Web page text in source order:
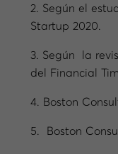
2. Según el
Startup 2020.
3. Según la
del Financial
4. Boston
5. Boston